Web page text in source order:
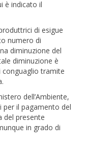
è indicato il
di esigue
numero di
diminuzione del
diminuzione è
conguaglio tramite
dell’Ambiente,
il pagamento del
del presente
in grado di